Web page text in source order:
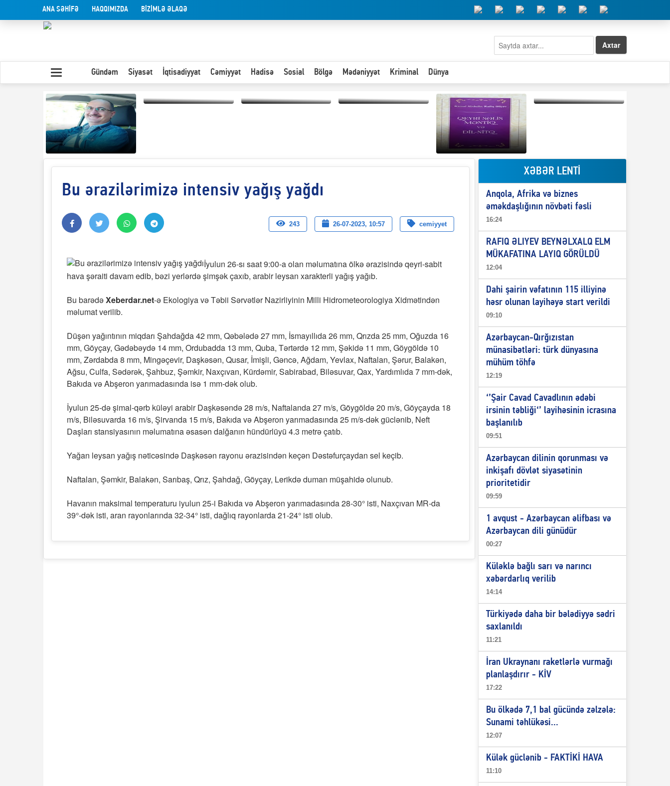
ANA SƏHİFƏ HAQQIMIZDA BİZİMLƏ ƏLAQƏ
Axtar
Gündəm Siyasət İqtisadiyyat Cəmiyyət Hadisə Sosial Bölgə Mədəniyyət Kriminal Dünya
Yaxın Şərqdəki
müharibənin qısa
“Qeyri-səlis məntiq və
dil-nitq” elmimizə
Bu ərazilərimizə intensiv yağış yağdı
243 26-07-2023, 10:57 cemiyyet
İyulun 26-sı saat 9:00-a olan məlumatına ölkə ərazisində qeyri-sabit
hava şəraiti davam edib, bəzi yerlərdə şimşək çaxıb, arabir leysan xarakterli yağış yağıb.
Bu barədəXeberdar.net-ə Ekologiya və Təbii Sərvətlər Nazirliyinin Milli Hidrometeorologiya Xidmətindən
məlumat verilib.
Düşən yağıntının miqdarı Şahdağda 42 mm, Qəbələdə 27 mm, İsmayıllıda 26 mm, Qrızda 25 mm, Oğuzda 16
mm, Göyçay, Gədəbəydə 14 mm, Ordubadda 13 mm, Quba, Tərtərdə 12 mm, Şəkidə 11 mm, Göygöldə 10
mm, Zərdabda 8 mm, Mingəçevir, Daşkəsən, Qusar, İmişli, Gəncə, Ağdam, Yevlax, Naftalan, Şərur, Balakən,
Ağsu, Culfa, Sədərək, Şahbuz, Şəmkir, Naxçıvan, Kürdəmir, Sabirabad, Biləsuvar, Qax, Yardımlıda 7 mm-dək,
Bakıda və Abşeron yarımadasında isə 1 mm-dək olub.
İyulun 25-də şimal-qərb küləyi arabir Daşkəsəndə 28 m/s, Naftalanda 27 m/s, Göygöldə 20 m/s, Göyçayda 18
m/s, Biləsuvarda 16 m/s, Şirvanda 15 m/s, Bakıda və Abşeron yarımadasında 25 m/s-dək güclənib, Neft
Daşları stansiyasının məlumatına əsasən dalğanın hündürlüyü 4.3 metrə çatıb.
Yağan leysan yağış nəticəsində Daşkəsən rayonu ərazisindən keçən Dəstəfurçaydan sel keçib.
Naftalan, Şəmkir, Balakən, Sarıbaş, Qrız, Şahdağ, Göyçay, Lerikdə duman müşahidə olunub.
Havanın maksimal temperaturu iyulun 25-i Bakıda və Abşeron yarımadasında 28-30° isti, Naxçıvan MR-da
39°-dək isti, aran rayonlarında 32-34° isti, dağlıq rayonlarda 21-24° isti olub.
XƏBƏR LENTİ
Anqola, Afrika və biznes
əməkdaşlığının növbəti fəsli
16:24
RAFIQ ƏLIYEV BEYNƏLXALQ ELM
MÜKAFATINA LAYIQ GÖRÜLDÜ
12:04
Dahi şairin vəfatının 115 illiyinə
həsr olunan layihəyə start verildi
09:10
Azərbaycan-Qırğızıstan
münasibətləri: türk dünyasına
mühüm töhfə
12:19
‘’Şair Cavad Cavadlının ədəbi
irsinin təbliği‘’ layihəsinin icrasına
başlanılıb
09:51
Azərbaycan dilinin qorunması və
inkişafı dövlət siyasətinin
prioritetidir
09:59
1 avqust - Azərbaycan əlifbası və
Azərbaycan dili günüdür
00:27
Küləklə bağlı sarı və narıncı
xəbərdarlıq verilib
14:14
Türkiyədə daha bir bələdiyyə sədri
saxlanıldı
11:21
İran Ukraynanı raketlərlə vurmağı
planlaşdırır - KİV
17:22
Bu ölkədə 7,1 bal gücündə zəlzələ:
Sunami təhlükəsi...
12:07
Külək güclənib - FAKTİKİ HAVA
11:10